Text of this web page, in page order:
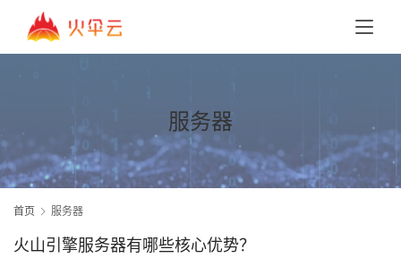
服务器
首页 服务器
火山引擎服务器有哪些核心优势？